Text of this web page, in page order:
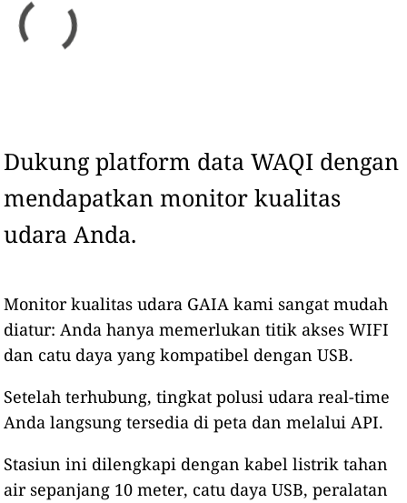
Dukung platform data WAQI dengan
mendapatkan monitor kualitas
udara Anda.
Monitor kualitas udara GAIA kami sangat mudah
diatur: Anda hanya memerlukan titik akses WIFI
dan catu daya yang kompatibel dengan USB.
Setelah terhubung, tingkat polusi udara real-time
Anda langsung tersedia di peta dan melalui API.
Stasiun ini dilengkapi dengan kabel listrik tahan
air sepanjang 10 meter, catu daya USB, peralatan